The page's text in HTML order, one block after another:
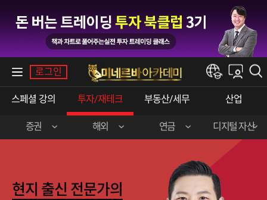
로그인
스페셜강의 투자/재테크 부동산/세무 산업
한경e아카데미
내강의실
증권 해외 연금 디지털자산
강승구(비트코인)
현지출신전문가의